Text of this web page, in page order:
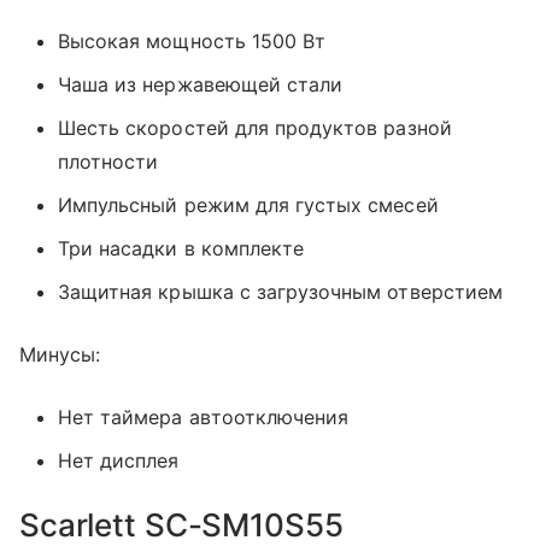
Высокая мощность 1500 Вт
Чаша из нержавеющей стали
Шесть скоростей для продуктов разной
плотности
Импульсный режим для густых смесей
Три насадки в комплекте
Защитная крышка с загрузочным отверстием
Минусы:
Нет таймера автоотключения
Нет дисплея
Scarlett SC-SM10S55